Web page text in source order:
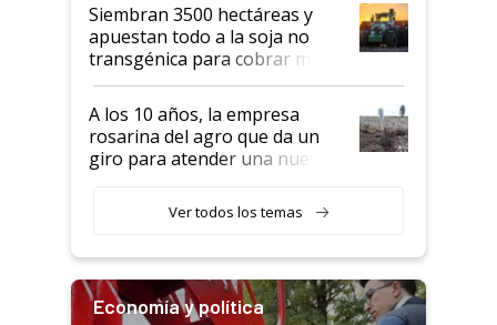
Siembran 3500 hectáreas y
apuestan todo a la soja no
transgénica para cobrar más
por tonelada: compraron un
semillero
A los 10 años, la empresa
rosarina del agro que da un
giro para atender una nueva
Ver todos los temas
Economía y política